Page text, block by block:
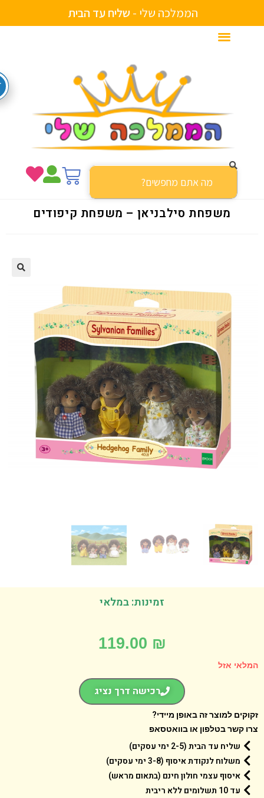
הממלכה שלי -ש לי חעד הבי ת
משפחת סילבניאן – משפחת קיפודים
זמינות: במלאי
119.00
אזל
רכישה דרך נציג
למוצר זה באופן מיידי?
קשר בטלפון או בוואטסאפ
שליח עד הבית (2-5 ימי עסקים)
משלוח לנקודת איסוף (3-8 ימי עסקים)
איסוף עצמי חולון חינם (בתאום מראש)
עד 10 תשלומים ללא ריבית